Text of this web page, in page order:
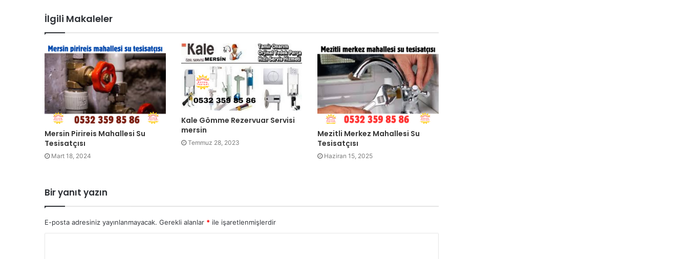
s
i
İlgili Makaleler
Mersin Pirireis Mahallesi Su
Tesisatçısı
Mart 18, 2024
Kale Gömme Rezervuar Servisi
mersin
Temmuz 28, 2023
Mezitli Merkez Mahallesi Su
Tesisatçısı
Haziran 15, 2025
Bir yanıt yazın
E-posta adresiniz yayınlanmayacak. Gerekli alanlar * ile işaretlenmişlerdir